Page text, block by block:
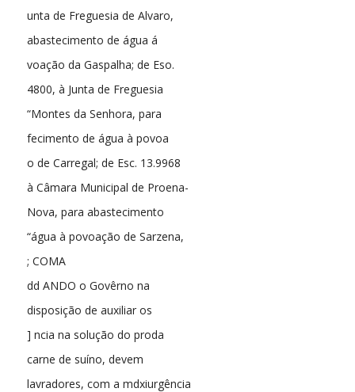
unta de Freguesia de Alvaro,
abastecimento de água á
voação da Gaspalha; de Eso.
4800, à Junta de Freguesia
“Montes da Senhora, para
fecimento de água à povoa
o de Carregal; de Esc. 13.9968
à Câmara Municipal de Proena-
Nova, para abastecimento
“água à povoação de Sarzena,
; COMA
dd ANDO o Govêrno na
disposição de auxiliar os
] ncia na solução do proda
carne de suíno, devem
lavradores, com a mdxiurgência